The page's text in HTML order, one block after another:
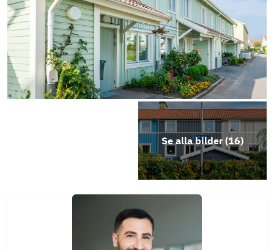
Se alla bilder (16)